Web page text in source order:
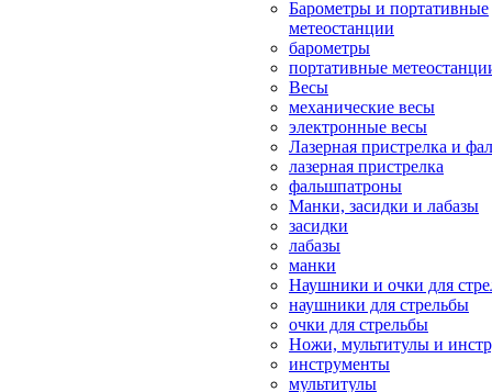
Барометры и портативные
метеостанции
барометры
портативные
Весы
механические весы
электронные весы
Лазерная пристрелка и
лазерная пристрелка
фальшпатроны
Манки, засидки и лабазы
засидки
лабазы
манки
Наушники и очки для
наушники для стрельбы
очки для стрельбы
Ножи, мультитулы и
инструменты
мультитулы